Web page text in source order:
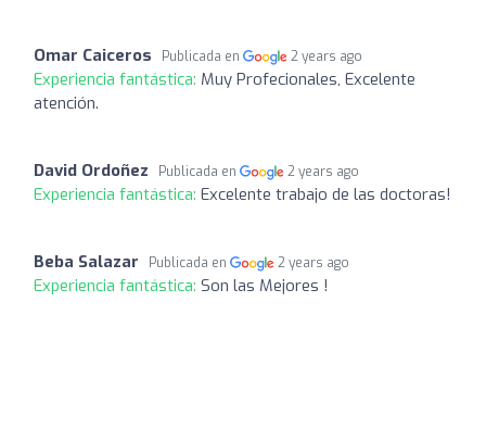
Omar Caiceros Publicada en 2 years ago
Experiencia fantástica: Muy Profecionales, Excelente
atención.
David Ordoñez Publicada en 2 years ago
Experiencia fantástica: Excelente trabajo de las doctoras!
Beba Salazar Publicada en 2 years ago
Experiencia fantástica: Son las Mejores !